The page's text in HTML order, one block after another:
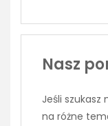
Nasz
Jeśli szukasz
na różne